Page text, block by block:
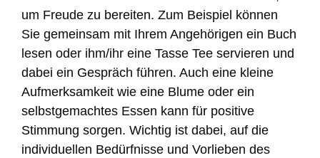
um Freude zu bereiten. Zum Beispiel können
Sie gemeinsam mit Ihrem Angehörigen ein Buch
lesen oder ihm/ihr eine Tasse Tee servieren und
dabei ein Gespräch führen. Auch eine kleine
Aufmerksamkeit wie eine Blume oder ein
selbstgemachtes Essen kann für positive
Stimmung sorgen. Wichtig ist dabei, auf die
individuellen Bedürfnisse und Vorlieben des